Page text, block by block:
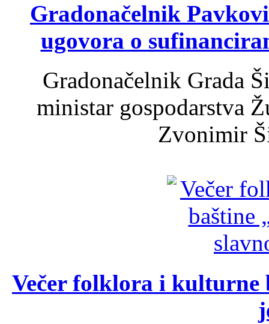
Gradonačelnik
ugovora o
Gradonačelnik Grada
ministar gospodarstva
Zvonimir
Večer folklora i kulturne